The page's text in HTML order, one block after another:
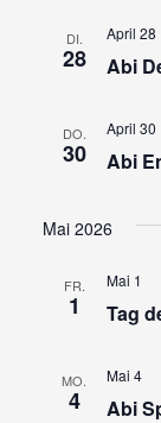
DI.
28 Abi
April 28
DO.
30 Abi
April 30
Mai 2026
FR.
1 Tag
Mai 1
MO.
4 Abi
Mai 4